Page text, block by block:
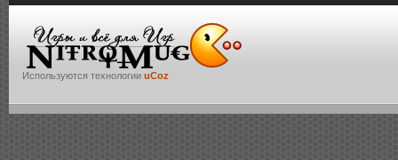
Используются технологии uCoz